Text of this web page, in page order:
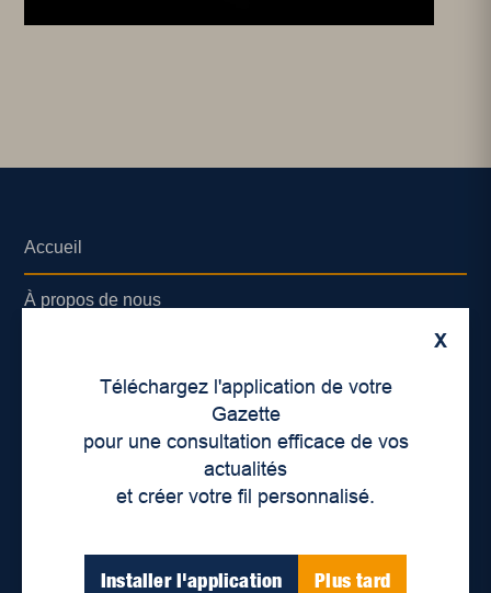
X
Téléchargez l'application de votre
Gazette
pour une consultation efficace de vos
actualités
et créer votre fil personnalisé.
Installer l'application Plus tard
Accueil
À propos de nous
Lieux de distribution